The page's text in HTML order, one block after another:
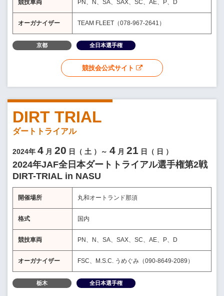
競技車両 PN、N、SA、SAX、SC、AE、P、D
オーガナイザー TEAM FLEET（078-967-2641）
京都 全日本選手権
競技会公式サイト
DIRT TRIAL
ダートトライアル
2024年 4 月 20 日（ 土 ）～ 4 月 21 日（ 日 ）
2024年JAF全日本ダートトライアル選手権第2戦
DIRT-TRIAL in NASU
開催場所 丸和オートランド那須
格式 国内
競技車両 PN、N、SA、SAX、SC、AE、P、D
オーガナイザー FSC、M.S.C. うめぐみ（090-8649-2089）
栃木 全日本選手権